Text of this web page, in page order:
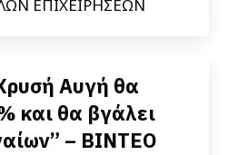
ΕΠΙΧΕΙΡΗΣΕΩΝ
Αυγή θα
και θα βγάλει
– ΒΙΝΤΕΟ